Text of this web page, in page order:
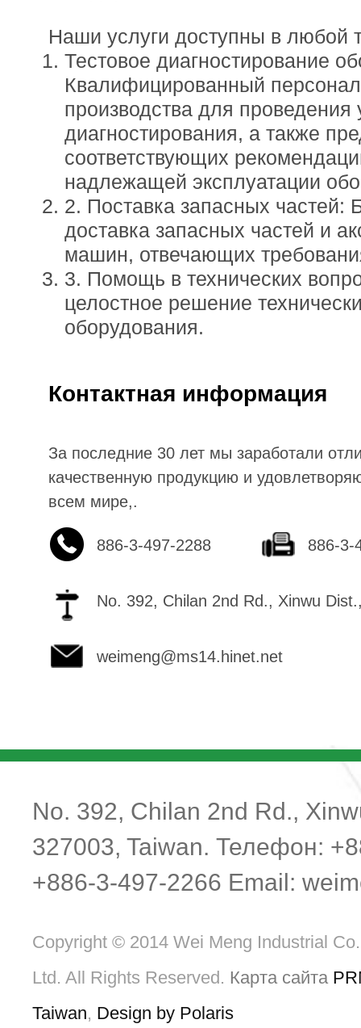
Наши услуги доступны в любой
Тестовое диагностирование
Квалифицированный
производства для проведения
диагностирования, а также
соответствующих
надлежащей эксплуатации
2. Поставка запасных частей:
доставка запасных частей и
машин, отвечающих
3. Помощь в технических
целостное решение
оборудования.
Контактная информация
За последние 30 лет мы заработали
качественную продукцию и
всем мире,.
886-3-497-2288 886-3-
No. 392, Chilan 2nd Rd., Xinwu
weimeng@ms14.hinet.net
No. 392, Chilan 2nd Rd.,
327003, Taiwan. Телефон:
+886-3-497-2266 Email:
Copyright © 2014 Wei Meng Industrial
Ltd. All Rights Reserved. Карта сайта
Taiwan, Design by Polaris